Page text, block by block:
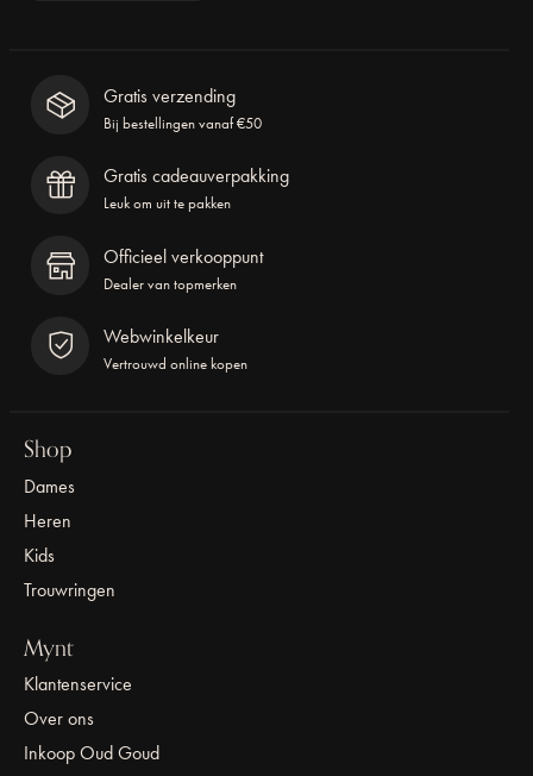
Gratis verzending
Bij bestellingen vanaf €50
Gratis cadeauverpakking
Leuk om uit te pakken
Officieel verkooppunt
Dealer van topmerken
Webwinkelkeur
Vertrouwd online kopen
Shop
Dames
Heren
Kids
Trouwringen
Mynt
Klantenservice
Over ons
Inkoop Oud Goud